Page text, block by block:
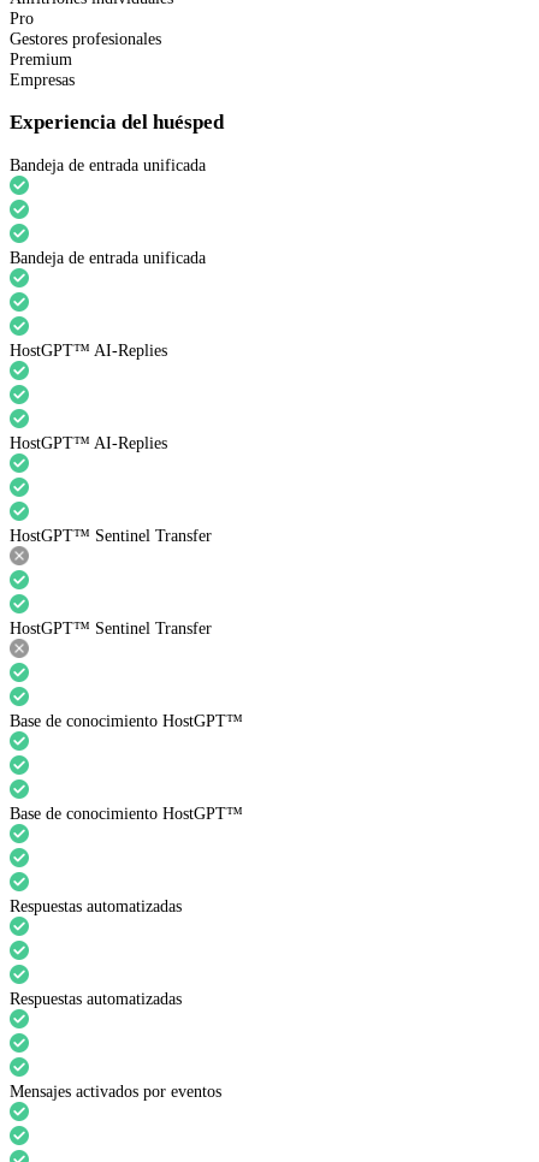
Pro
Gestores profesionales
Premium
Empresas
Experiencia del huésped
Bandeja de entrada unificada
Bandeja de entrada unificada
HostGPT™ AI-Replies
HostGPT™ AI-Replies
HostGPT™ Sentinel Transfer
HostGPT™ Sentinel Transfer
Base de conocimiento HostGPT™
Base de conocimiento HostGPT™
Respuestas automatizadas
Respuestas automatizadas
Mensajes activados por eventos